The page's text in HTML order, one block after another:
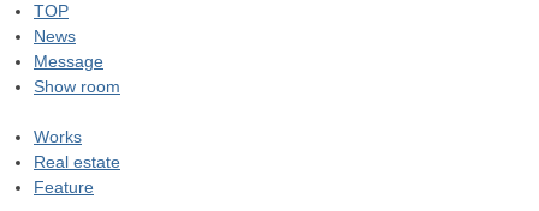
TOP
News
Message
Show room
Works
Real estate
Feature